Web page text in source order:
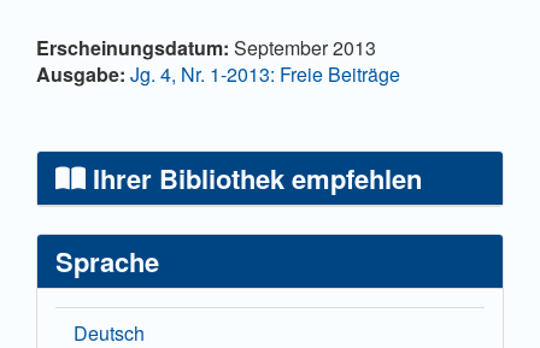
Hauptsächlicher Artikelinhalt
Artikel-Details
Erscheinungsdatum: September 2013
Ausgabe: Jg. 4, Nr. 1-2013: Freie Beiträge
Ihrer Bibliothek empfehlen
Sprache
Deutsch